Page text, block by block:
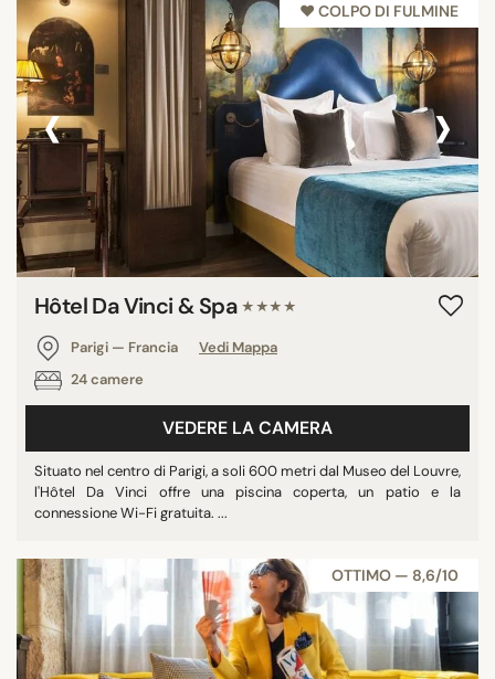
♥︎ COLPO DI FULMINE
‹ ›
Hôtel Da Vinci & Spa ★★★★
Parigi — Francia
Vedi Mappa
24 camere
VEDERE LA CAMERA
Situato nel centro di Parigi, a soli 600 metri dal Museo del Louvre,
l'Hôtel Da Vinci offre una piscina coperta, un patio e la
connessione Wi-Fi gratuita. ...
OTTIMO — 8,6/10